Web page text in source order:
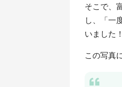
そこで、
し、「一
いました
この写真